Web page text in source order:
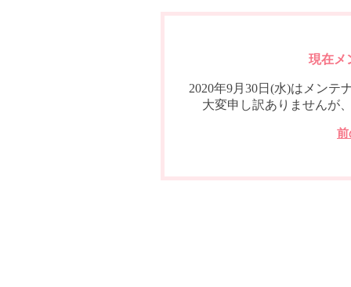
現在メ
2020年9月30日(水)はメンテ
大変申し訳ありませんが
前